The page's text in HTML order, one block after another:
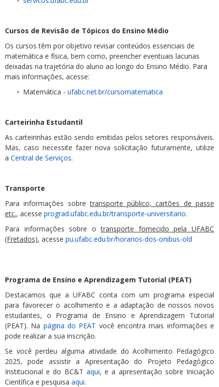
Cursos de Revisão de Tópicos do Ensino Médio
Os cursos têm por objetivo revisar conteúdos essenciais de
matemática e física, bem como, preencher eventuais lacunas
deixadas na trajetória do aluno ao longo do Ensino Médio. Para
mais informações, acesse:
Matemática - ufabc.net.br/cursomatematica
Carteirinha Estudantil
As carteirinhas estão sendo emitidas pelos setores responsáveis.
Mas, caso necessite fazer nova solicitação futuramente, utilize
a Central de Serviços.
Transporte
Para informações sobretransporte público, cartões de passe
etc., acesse prograd.ufabc.edu.br/transporte-universitario.
Para informações sobre otransporte fornecido pela UFABC
(Fretados), acesse pu.ufabc.edu.br/horarios-dos-onibus-old
Programa de Ensino e Aprendizagem Tutorial (PEAT)
Destacamos que a UFABC conta com um programa especial
para favorecer o acolhimento e a adaptação de nossos novos
estudantes, o Programa de Ensino e Aprendizagem Tutorial
(PEAT). Na página do PEAT você encontra mais informações e
pode realizar a sua inscrição.
Se você perdeu alguma atividade do Acolhimento Pedagógico
2025, pode assistir a Apresentação do Projeto Pedagógico
Institucional e do BC&T aqui, e a apresentação sobre Iniciação
Científica e pesquisa aqui.